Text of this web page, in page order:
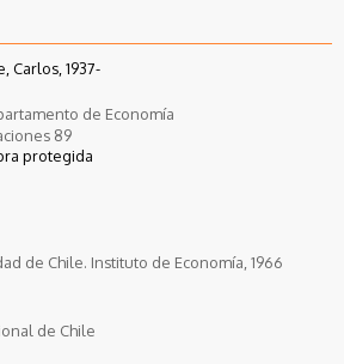
Carlos, 1937-
de Economía
89
protegida
de Chile. Instituto de Economía, 1966
de Chile